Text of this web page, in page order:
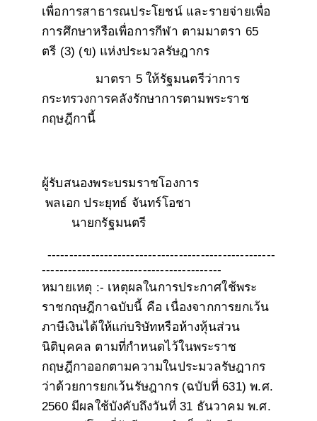
เพื่อการสาธารณประโยชน์ และรายจ่ายเพื่อ
การศึกษาหรือเพื่อการกีฬา ตามมาตรา 65
ตรี (3) (ข) แห่งประมวลรัษฎากร
มาตรา 5 ให้รัฐมนตรีว่าการ
กระทรวงการคลังรักษาการตามพระราช
กฤษฎีกานี้
ผู้รับสนองพระบรมราชโองการ
พลเอก ประยุทธ์ จันทร์โอชา
นายกรัฐมนตรี
----------------------------------------------------
-----------------------------------------
หมายเหตุ :- เหตุผลในการประกาศใช้พระ
ราชกฤษฎีกาฉบับนี้ คือ เนื่องจากการยกเว้น
ภาษีเงินได้ให้แก่บริษัทหรือห้างหุ้นส่วน
นิติบุคคล ตามที่กำหนดไว้ในพระราช
กฤษฎีกาออกตามความในประมวลรัษฎากร
ว่าด้วยการยกเว้นรัษฎากร (ฉบับที่ 631) พ.ศ.
2560 มีผลใช้บังคับถึงวันที่ 31 ธันวาคม พ.ศ.